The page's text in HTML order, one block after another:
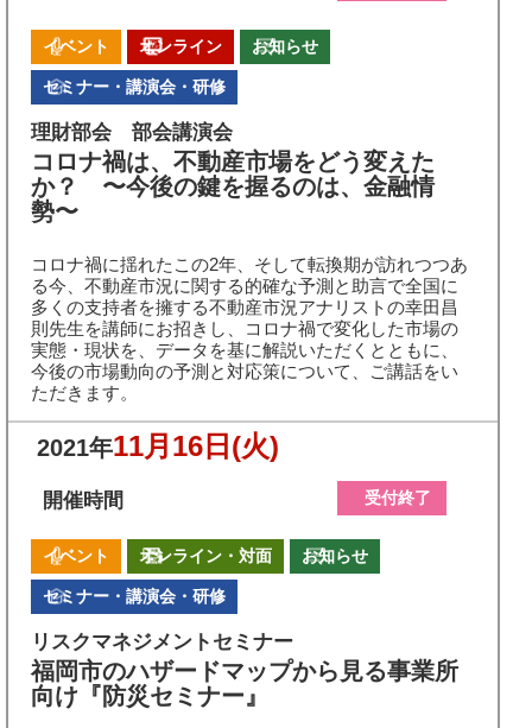
イベント オンライン お知らせ
セミナー・講演会・研修
理財部会 部会講演会
コロナ禍は、不動産市場をどう変えた
か？ 〜今後の鍵を握るのは、金融情
勢〜
コロナ禍に揺れたこの2年、そして転換期が訪れつつあ
る今、不動産市況に関する的確な予測と助言で全国に
多くの支持者を擁する不動産市況アナリストの幸田昌
則先生を講師にお招きし、コロナ禍で変化した市場の
実態・現状を、データを基に解説いただくとともに、
今後の市場動向の予測と対応策について、ご講話をい
ただきます。
2021年11月16日 (火)
開催時間 受付終了
イベント オンライン・対面 お知らせ
セミナー・講演会・研修
リスクマネジメントセミナー
福岡市のハザードマップから見る事業所
向け『防災セミナー』